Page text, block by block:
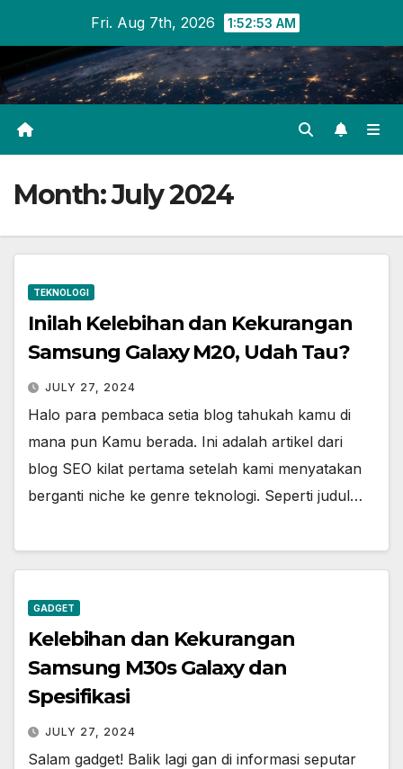
content
Fri. Aug 7th, 2026 1:52:54 AM
Month:July 2024
TEKNOLOGI
Inilah Kelebihan dan Kekurangan
Samsung Galaxy M20, Udah Tau?
JULY 27, 2024
Halo para pembaca setia blog tahukah kamu di
mana pun Kamu berada. Ini adalah artikel dari
blog SEO kilat pertama setelah kami menyatakan
berganti niche ke genre teknologi. Seperti judul…
GADGET
Kelebihan dan Kekurangan
Samsung M30s Galaxy dan
Spesifikasi
JULY 27, 2024
Salam gadget! Balik lagi gan di informasi seputar